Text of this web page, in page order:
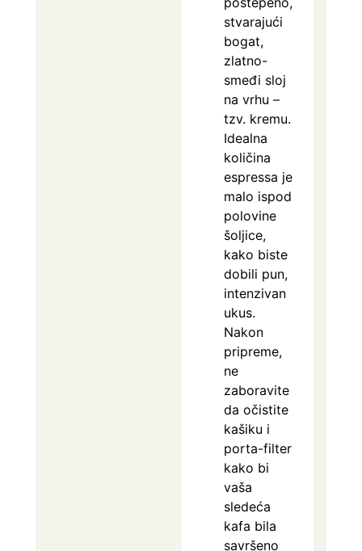
stvarajući
bogat,
zlatno-
smeđi sloj
na vrhu –
tzv. kremu.
Idealna
količina
espressa je
malo ispod
polovine
šoljice,
kako biste
dobili pun,
intenzivan
ukus.
Nakon
pripreme,
ne
zaboravite
da očistite
kašiku i
porta-filter
kako bi
vaša
sledeća
kafa bila
savršeno